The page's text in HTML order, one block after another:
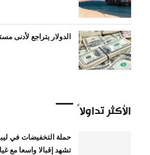
الدولار يتراجع لأدنى مستوى
الأكثر تداولاً
حملة التخفيضات في
تشهد إقبالا واسعا مع